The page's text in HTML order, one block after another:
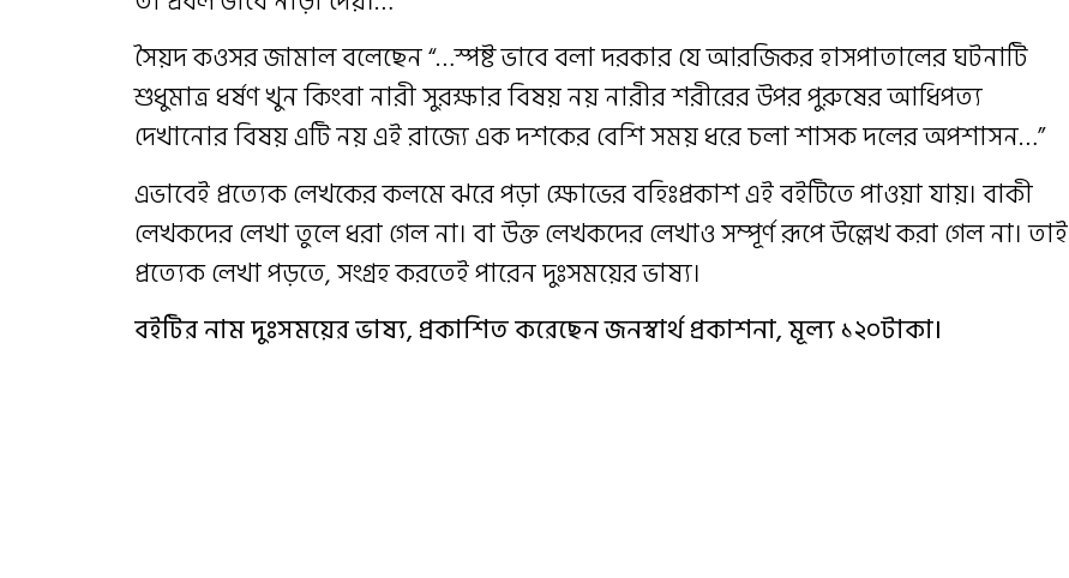
সৈয়দ কওসর জামাল বলেছেন “…স্পষ্ট ভাবে বলা দরকার যে আরজিকর হাসপাতালের ঘটনাটি
শুধুমাত্র ধর্ষণ খুন কিংবা নারী সুরক্ষার বিষয় নয় নারীর শরীরের উপর পুরুষের আধিপত্য
দেখানোর বিষয় এটি নয় এই রাজ্যে এক দশকের বেশি সময় ধরে চলা শাসক দলের অপশাসন…”
এভাবেই প্রত্যেক লেখকের কলমে ঝরে পড়া ক্ষোভের বহিঃপ্রকাশ এই বইটিতে পাওয়া যায়। বাকী
লেখকদের লেখা তুলে ধরা গেল না। বা উক্ত লেখকদের লেখাও সম্পূর্ণ রূপে উল্লেখ করা গেল না। তাই
প্রত্যেক লেখা পড়তে, সংগ্ৰহ করতেই পারেন দুঃসময়ের ভাষ্য।
বইটির নাম দুঃসময়ের ভাষ্য, প্রকাশিত করেছেন জনস্বার্থ প্রকাশনা, মূল্য ১২০টাকা।